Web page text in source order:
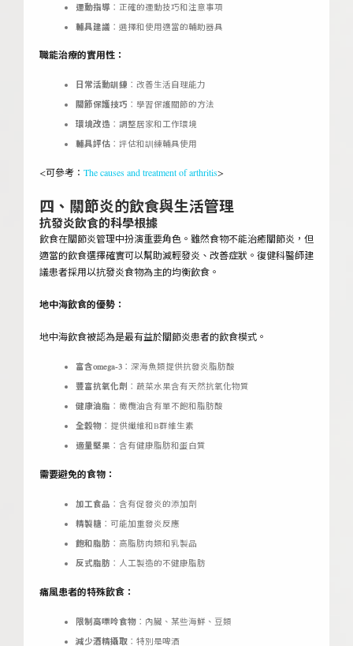
運動指導 ：正確的運動技巧和注意事項
輔具建議 ：選擇和使用適當的輔助器具
職能治療的實用性：
日常活動訓練 ：改善生活自理能力
關節保護技巧 ：學習保護關節的方法
環境改造 ：調整居家和工作環境
輔具評估 ：評估和訓練輔具使用
<可參考： The causes and treatment of arthritis>
四、關節炎的飲食與生活管理
抗發炎飲食的科學根據
飲食在關節炎管理中扮演重要角色。雖然食物不能治癒關節炎，但
適當的飲食選擇確實可以幫助減輕發炎、改善症狀。復健科醫師建
議患者採用以抗發炎食物為主的均衡飲食。
地中海飲食的優勢：
地中海飲食被認為是最有益於關節炎患者的飲食模式。
富含omega-3 ：深海魚類提供抗發炎脂肪酸
豐富抗氧化劑 ：蔬菜水果含有天然抗氧化物質
健康油脂 ：橄欖油含有單不飽和脂肪酸
全穀物 ：提供纖維和B群維生素
適量堅果 ：含有健康脂肪和蛋白質
需要避免的食物：
加工食品 ：含有促發炎的添加劑
精製糖 ：可能加重發炎反應
飽和脂肪 ：高脂肪肉類和乳製品
反式脂肪 ：人工製造的不健康脂肪
痛風患者的特殊飲食：
限制高嘌呤食物 ：內臟、某些海鮮、豆類
減少酒精攝取 ：特別是啤酒